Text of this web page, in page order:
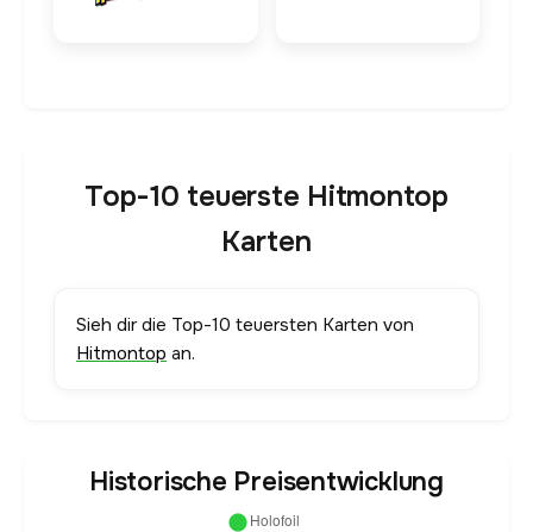
Top-10 teuerste Hitmontop
Karten
Sieh dir die Top-10 teuersten Karten von
Hitmontop an.
Historische Preisentwicklung